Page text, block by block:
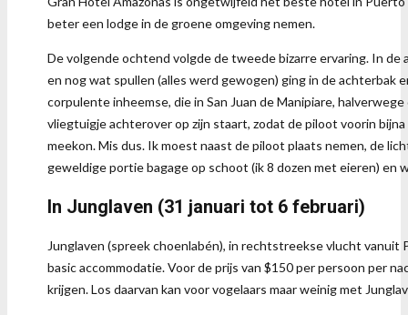
beter een lodge in de groene omgeving nemen.
De volgende ochtend volgde de tweede bizarre ervaring. In
en nog wat spullen (alles werd gewogen) ging in de achterbak
corpulente inheemse, die in San Juan de Manipiare,
vliegtuigje achterover op zijn staart, zodat de piloot voorin
meekon. Mis dus. Ik moest naast de piloot plaats nemen, de
geweldige portie bagage op schoot (ik 8 dozen met eieren) en
In Junglaven (31 januari tot 6 februari)
Junglaven (spreek choenlabén), in rechtstreekse vlucht
basic accommodatie. Voor de prijs van $150 per persoon per
krijgen. Los daarvan kan voor vogelaars maar weinig met